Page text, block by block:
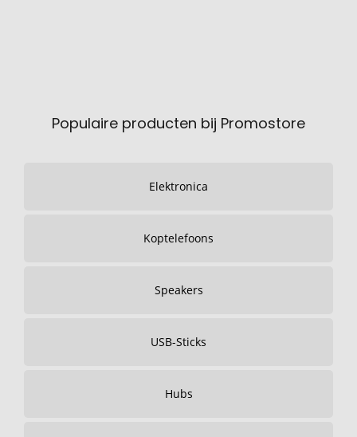
Populaire producten bij Promostore
Elektronica
Koptelefoons
Speakers
USB-Sticks
Hubs